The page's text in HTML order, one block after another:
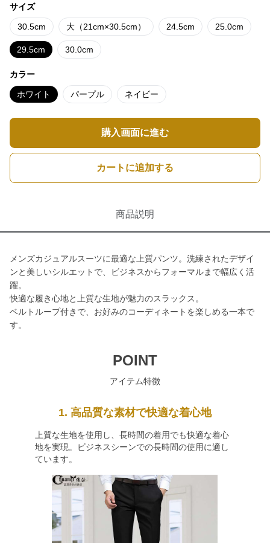
サイズ
30.5cm 大（21cm×30.5cm） 24.5cm 25.0cm
29.5cm 30.0cm
カラー
ホワイト パープル ネイビー
購入画面に進む
カートに追加する
商品説明
メンズカジュアルスーツに最適な上質パンツ。洗練されたデザイ
ンと美しいシルエットで、ビジネスからフォーマルまで幅広く活
躍。
快適な履き心地と上質な生地が魅力のスラックス。
ベルトループ付きで、お好みのコーディネートを楽しめる一本で
す。
POINT
アイテム特徴
1. 高品質な素材で快適な着心地
上質な生地を使用し、長時間の着用でも快適な着心
地を実現。ビジネスシーンでの長時間の使用に適し
ています。